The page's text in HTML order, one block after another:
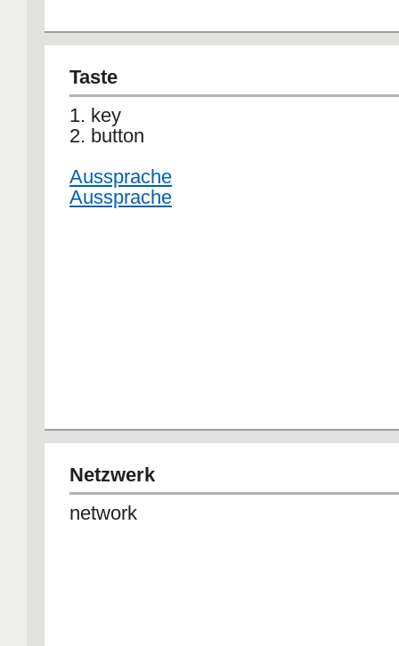
Taste
1. key
2. button
Aussprache
Aussprache
Netzwerk
network